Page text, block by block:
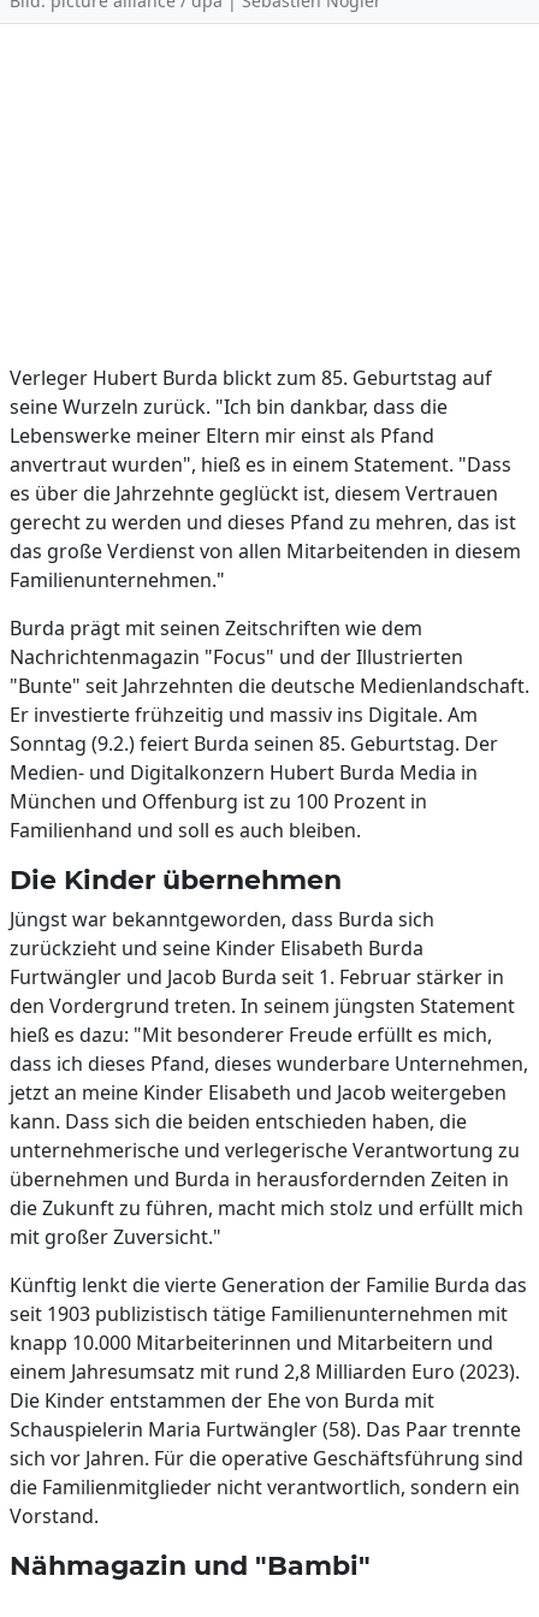
Verleger Hubert Burda blickt zum 85. Geburtstag auf
seine Wurzeln zurück. "Ich bin dankbar, dass die
Lebenswerke meiner Eltern mir einst als Pfand
anvertraut wurden", hieß es in einem Statement. "Dass
es über die Jahrzehnte geglückt ist, diesem Vertrauen
gerecht zu werden und dieses Pfand zu mehren, das ist
das große Verdienst von allen Mitarbeitenden in diesem
Familienunternehmen."
Burda prägt mit seinen Zeitschriften wie dem
Nachrichtenmagazin "Focus" und der Illustrierten
"Bunte" seit Jahrzehnten die deutsche Medienlandschaft.
Er investierte frühzeitig und massiv ins Digitale. Am
Sonntag (9.2.) feiert Burda seinen 85. Geburtstag. Der
Medien- und Digitalkonzern Hubert Burda Media in
München und Offenburg ist zu 100 Prozent in
Familienhand und soll es auch bleiben.
Die Kinder übernehmen
Jüngst war bekanntgeworden, dass Burda sich
zurückzieht und seine Kinder Elisabeth Burda
Furtwängler und Jacob Burda seit 1. Februar stärker in
den Vordergrund treten. In seinem jüngsten Statement
hieß es dazu: "Mit besonderer Freude erfüllt es mich,
dass ich dieses Pfand, dieses wunderbare Unternehmen,
jetzt an meine Kinder Elisabeth und Jacob weitergeben
kann. Dass sich die beiden entschieden haben, die
unternehmerische und verlegerische Verantwortung zu
übernehmen und Burda in herausfordernden Zeiten in
die Zukunft zu führen, macht mich stolz und erfüllt mich
mit großer Zuversicht."
Künftig lenkt die vierte Generation der Familie Burda das
seit 1903 publizistisch tätige Familienunternehmen mit
knapp 10.000 Mitarbeiterinnen und Mitarbeitern und
einem Jahresumsatz mit rund 2,8 Milliarden Euro (2023).
Die Kinder entstammen der Ehe von Burda mit
Schauspielerin Maria Furtwängler (58). Das Paar trennte
sich vor Jahren. Für die operative Geschäftsführung sind
die Familienmitglieder nicht verantwortlich, sondern ein
Vorstand.
Nähmagazin und "Bambi"